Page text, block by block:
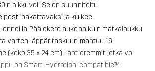
pikkuveli. Se on suunniteltu
pakattavaksi ja kulkee
Päälokero aukeaa kuin matkalaukku
varten, läppäritaskuun mahtuu 16"
(koko 35 x 24 cm). Lantioremmit, jotka voi
on Smart-Hydration-compatible™-